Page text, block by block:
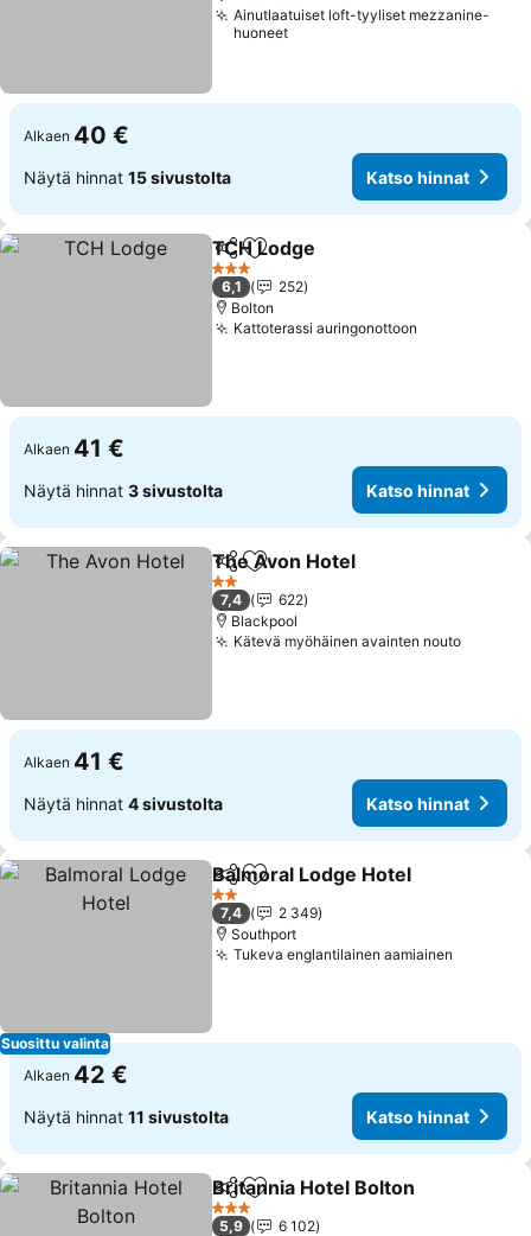
Ainutlaatuiset loft-tyyliset mezzanine-
huoneet
Alkaen 40 €
Näytä hinnat 15 sivustolta Katso hinnat
Jaa Lisää suosikkeihin
TCH Lodge
3 Tähtiluokitus
6,1
252
Bolton
Kattoterassi auringonottoon
Alkaen 41 €
Näytä hinnat 3 sivustolta Katso hinnat
Jaa Lisää suosikkeihin
The Avon Hotel
2 Tähtiluokitus
7,4
622
Blackpool
Kätevä myöhäinen avainten noutoKatso
Alkaen 41 €
Näytä hinnat 4 sivustolta Katso hinnat
Suosittu valinta
Jaa Lisää suosikkeihin
Balmoral Lodge Hotel
2 Tähtiluokitus
7,4
2 349
Southport
Tukeva englantilainen aamiainen
Alkaen 42 €
Näytä hinnat 11 sivustolta Katso hinnat
Jaa Lisää suosikkeihin
Britannia Hotel Bolton
3 Tähtiluokitus
5,9
6 102